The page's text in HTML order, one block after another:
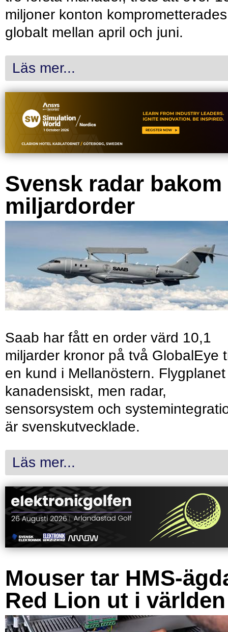
miljoner konton komprometterades
globalt mellan april och juni.
Läs mer...
Svensk radar bakom
miljardorder
Saab har fått en order värd 10,1
miljarder kronor på två GlobalEye
en kund i Mellanöstern.
kanadensiskt, men radar,
sensorsystem och
är svenskutvecklade.
Läs mer...
Mouser tar HMS-
Red Lion ut i världen